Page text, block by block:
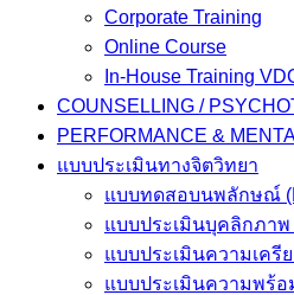
Corporate Training
Online Course
In-House Training
COUNSELLING /
PERFORMANCE &
แบบประเมินทางจิตวิทยา
แบบทดสอบนพลักษณ์
แบบประเมินบุคลิกภาพ
แบบประเมินความเครี
แบบประเมินความพร้